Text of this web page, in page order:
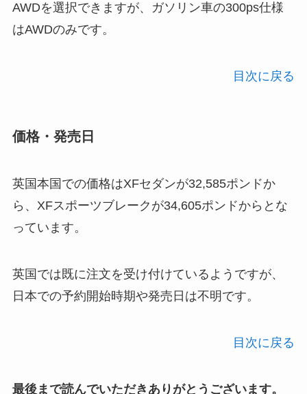
AWDを選択できますが、ガソリン車の300ps仕様
はAWDのみです。
目次に戻る
価格・発売日
英国本国での価格はXFセダンが32,585ポンドか
ら、XFスポーツブレークが34,605ポンドからとな
っています。
英国では既に注文を受け付けているようですが、
日本での予約開始時期や発売日は不明です。
目次に戻る
最後まで読んでいただきありがとうございます。